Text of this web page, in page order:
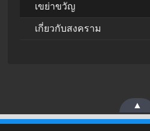
เขย่าขวัญ
เกี่ยวกับสงคราม
▲